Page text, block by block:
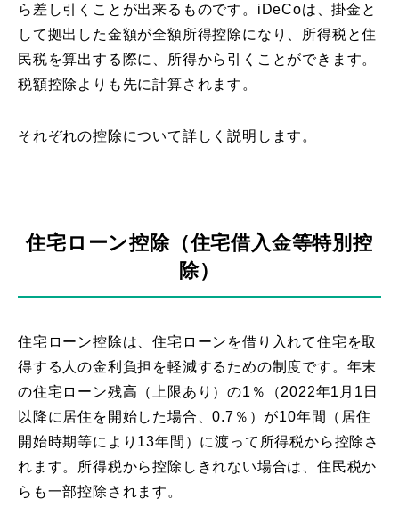
ら差し引くことが出来るものです。iDeCoは、掛金と
して拠出した金額が全額所得控除になり、所得税と住
民税を算出する際に、所得から引くことができます。
税額控除よりも先に計算されます。
それぞれの控除について詳しく説明します。
住宅ローン控除（住宅借入金等特別控
除）
住宅ローン控除は、住宅ローンを借り入れて住宅を取
得する人の金利負担を軽減するための制度です。年末
の住宅ローン残高（上限あり）の1％（2022年1月1日
以降に居住を開始した場合、0.7％）が10年間（居住
開始時期等により13年間）に渡って所得税から控除さ
れます。所得税から控除しきれない場合は、住民税か
らも一部控除されます。